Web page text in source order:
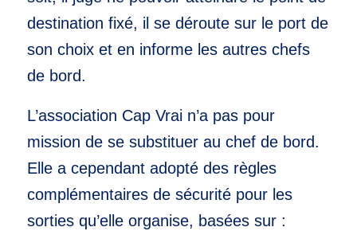
destination fixé, il se déroute sur le port de
son choix et en informe les autres chefs
de bord.
L’association Cap Vrai n’a pas pour
mission de se substituer au chef de bord.
Elle a cependant adopté des règles
complémentaires de sécurité pour les
sorties qu’elle organise, basées sur :